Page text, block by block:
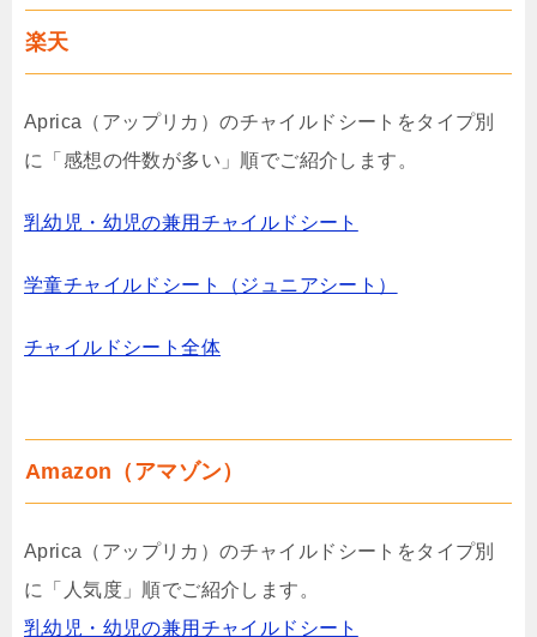
楽天
Aprica（アップリカ）のチャイルドシートをタイプ別
に「感想の件数が多い」順でご紹介します。
乳幼児・幼児の兼用チャイルドシート
学童チャイルドシート（ジュニアシート）
チャイルドシート全体
Amazon（アマゾン）
Aprica（アップリカ）のチャイルドシートをタイプ別
に「人気度」順でご紹介します。
乳幼児・幼児の兼用チャイルドシート